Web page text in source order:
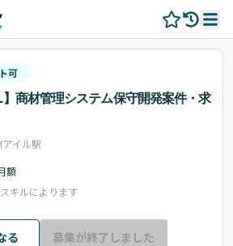
可
】商材管理システム保守開発案件・求
イル駅
額
キルによります
る 募集が終了しました